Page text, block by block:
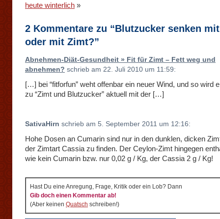
heute winterlich »
2 Kommentare zu “Blutzucker senken
oder mit Zimt?”
Abnehmen-Diät-Gesundheit » Fit für Zimt – Fett weg und
abnehmen? schrieb am 22. Juli 2010 um 11:59:
[…] bei “fitforfun” weht offenbar ein neuer Wind, und so wird
zu “Zimt und Blutzucker” aktuell mit der […]
SativaHirn schrieb am 5. September 2011 um 12:16:
Hohe Dosen an Cumarin sind nur in den dunklen, dicken
der Zimtart Cassia zu finden. Der Ceylon-Zimt hingegen
wie kein Cumarin bzw. nur 0,02 g / Kg, der Cassia 2 g / Kg!
Hast Du eine Anregung, Frage, Kritik oder ein Lob? Dann
Gib doch einen Kommentar ab!
(Aber keinen Quatsch schreiben!)